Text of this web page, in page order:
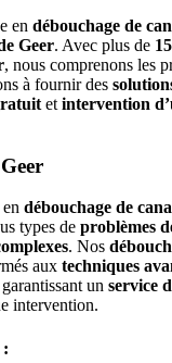
en débouchage de
Geer. Avec plus de
, nous comprenons les
à fournir des
et intervention
débouchage de
types de problèmes
. Nos
aux techniques
un service
intervention.
: